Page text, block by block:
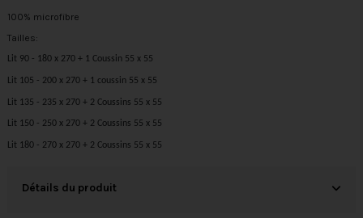
100% microfibre
Tailles:
Lit 90 - 180 x 270 + 1 Coussin 55 x 55
Lit 105 - 200 x 270 + 1 coussin 55 x 55
Lit 135 - 235 x 270 + 2 Coussins 55 x 55
Lit 150 - 250 x 270 + 2 Coussins 55 x 55
Lit 180 - 270 x 270 + 2 Coussins 55 x 55
Détails du produit